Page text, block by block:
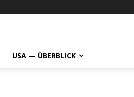
USA — ÜBERBLICK